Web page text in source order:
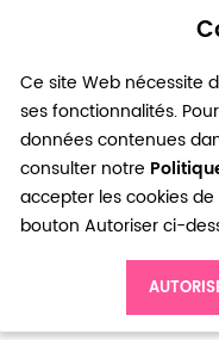
Ce site Web nécessite
ses fonctionnalités.
données contenues
consulter notre
accepter les cookies
bouton Autoriser ci-